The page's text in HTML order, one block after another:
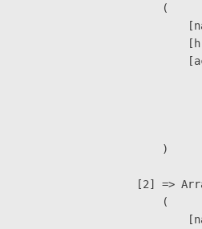
                        (
                        )
[2] =>
                        (